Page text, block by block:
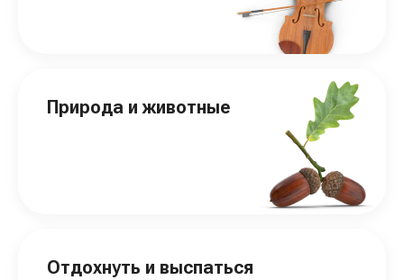
Природа и животные
Отдохнуть и выспаться